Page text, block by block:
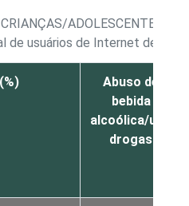
ADOLESCENTES,
usuários de Internet de 9 a
Abuso de
bebida
alcoólica/uso
drogas